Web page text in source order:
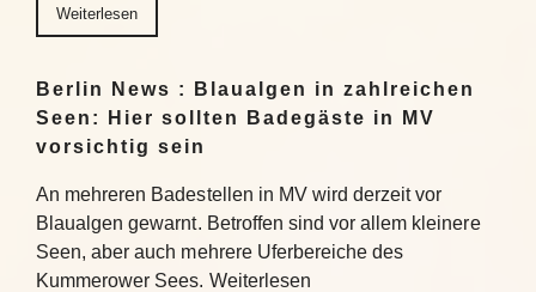
Weiterlesen
Berlin News : Blaualgen in zahlreichen
Seen: Hier sollten Badegäste in MV
vorsichtig sein
An mehreren Badestellen in MV wird derzeit vor
Blaualgen gewarnt. Betroffen sind vor allem kleinere
Seen, aber auch mehrere Uferbereiche des
Kummerower Sees. Weiterlesen